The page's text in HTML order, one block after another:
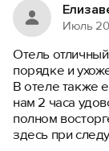
Июль
Отель
порядке и
В отеле также
нам 2 часа
полном
здесь при